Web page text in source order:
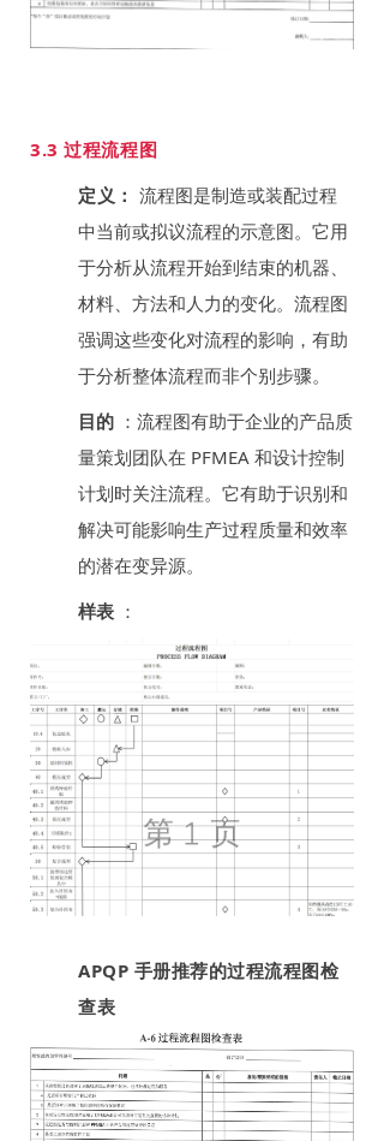
3.3 过程流程图
定义：流程图是制造或装配过程
中当前或拟议流程的示意图。它用
于分析从流程开始到结束的机器、
材料、方法和人力的变化。流程图
强调这些变化对流程的影响，有助
于分析整体流程而非个别步骤。
目的 ：流程图有助于企业的产品质
量策划团队在 PFMEA 和设计控制
计划时关注流程。它有助于识别和
解决可能影响生产过程质量和效率
的潜在变异源。
样表 ：
APQP 手册推荐的过程流程图检
查表